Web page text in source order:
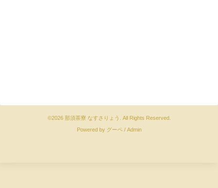
©2026 那須茶寮 なすさりょう
. All Rights Reserved.
Powered by グーペ/ Admin